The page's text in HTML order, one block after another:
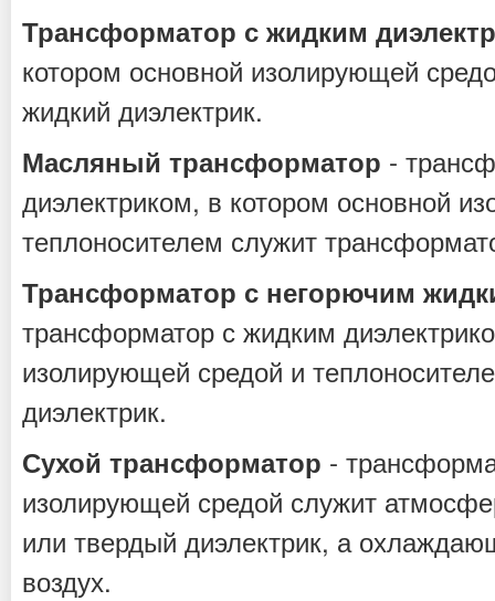
Трансформатор с жидким
котором основной изолирующей
жидкий диэлектрик.
Масляный трансформатор -
диэлектриком, в котором основной
теплоносителем служит
Трансформатор с негорючим
трансформатор с жидким
изолирующей средой и
диэлектрик.
Сухой трансформатор -
изолирующей средой служит
или твердый диэлектрик, а
воздух.